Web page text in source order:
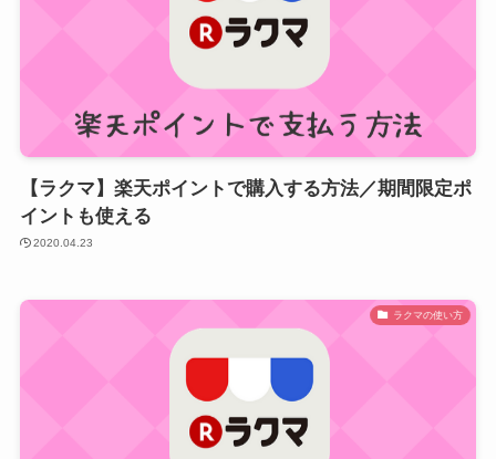
【ラクマ】楽天ポイントで購入する方法／期間限定ポ
イントも使える
2020.04.23
ラクマの使い方